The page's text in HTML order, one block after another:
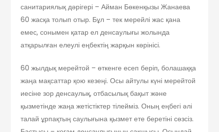
санитариялық дәрігері – Айман Бөкенқызы Жанаева
60 жасқа толып отыр. Бұл – тек мерейлі жас қана
емес, сонымен қатар ел денсаулығы жолында
атқарылған елеулі еңбектің жарқын көрінісі.
60 жылдық мерейтой – өткенге есеп беріп, болашаққа
жаңа мақсаттар қою кезеңі. Осы айтулы күні мерейтой
иесіне зор денсаулық, отбасылық бақыт және
қызметінде жаңа жетістіктер тілейміз. Оның еңбегі әлі
талай ұрпақтың саулығына қызмет ете беретіні сөзсіз.